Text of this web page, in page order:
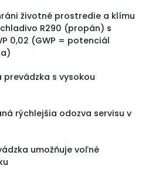
životné prostredie a klímu
R290 (propán) s
0,02 (GWP = potenciál
s vysokou
rýchlejšia odozva servisu v
umožňuje voľné